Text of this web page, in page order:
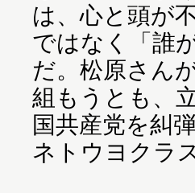
は、心と頭が
ではなく「誰
だ。松原さん
組もうとも、
国共産党を糾
ネトウヨクラ